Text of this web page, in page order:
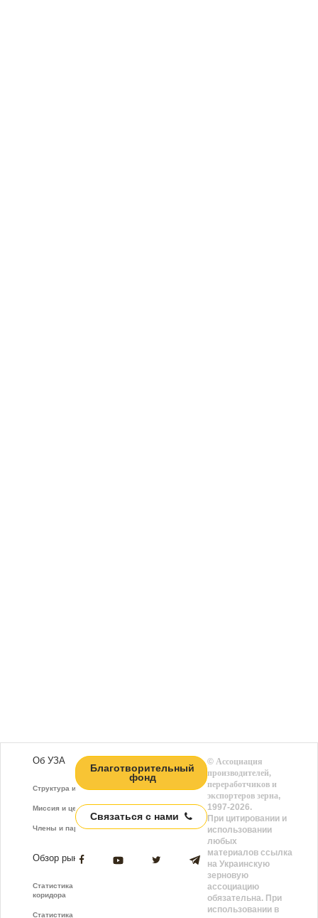
Об УЗА
Структура и функции
Миссия и цели
Члены и партнёры
Обзор рынка
Статистика зернового
коридора
Статистика фрахта
Благотворительный
фонд
Связаться с нами
©Ассоциация
производителей,
переработчиков и
экспортеров зерна,
1997-2026.
При цитировании и
использовании
любых
материалов ссылка
на Украинскую
зерновую
ассоциацию
обязательна. При
использовании в